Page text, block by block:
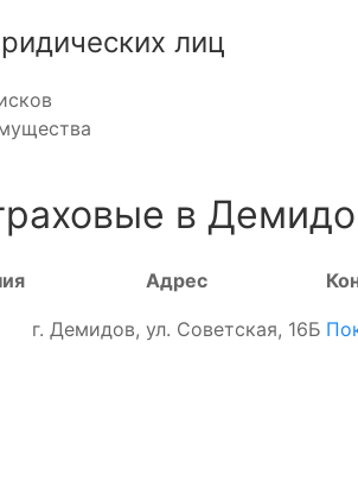
лиц
в
Адрес
г. Демидов, ул. Советская, 16Б